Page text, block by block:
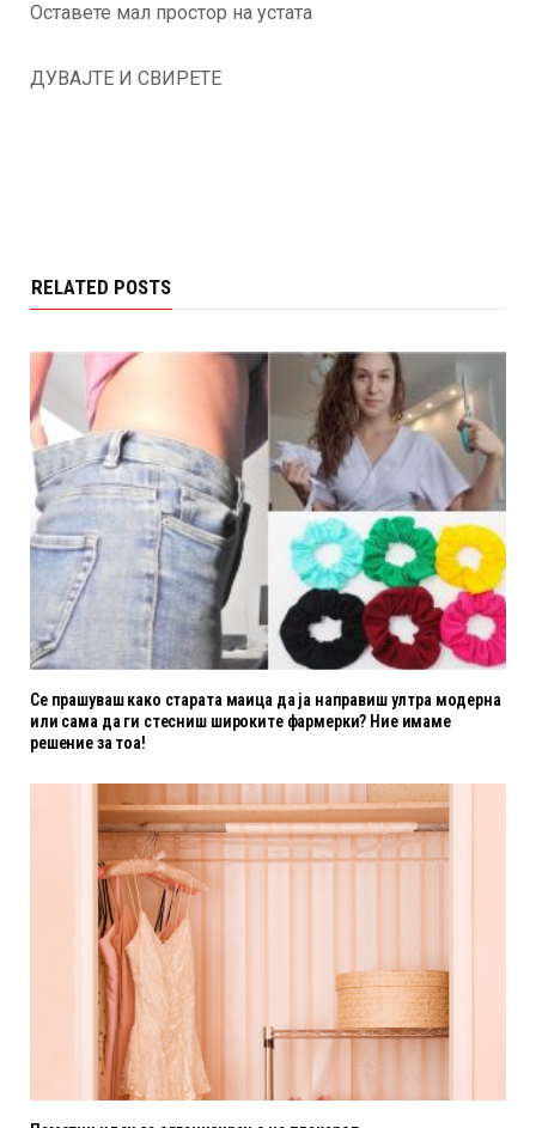
Оставете мал простор на устата
ДУВАЈТЕ И СВИРЕТЕ
RELATED POSTS
Се прашуваш како старата маица да ја направиш ултра модерна
или сама да ги стесниш широките фармерки? Ние имаме
решение за тоа!